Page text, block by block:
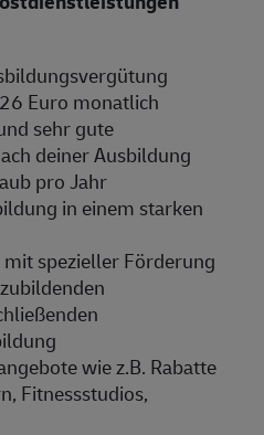
Euro monatlich
sehr gute
deiner Ausbildung
pro Jahr
in einem starken
spezieller Förderung
wie z.B. Rabatte
Fitnessstudios,